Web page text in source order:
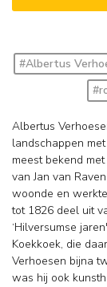
#Albertus
Albertus
landschappen
meest bekend
van Jan van
woonde en
tot 1826 deel uit
‘Hilversumse
Koekkoek, die
Verhoesen bijna
was hij ook